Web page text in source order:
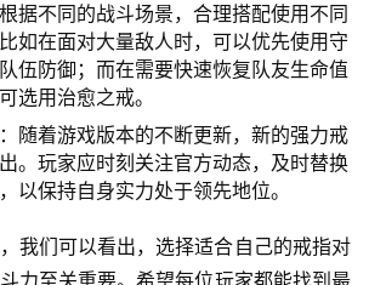
据不同的战斗场景，合理搭配使用不同
如在面对大量敌人时，可以优先使用守
伍防御；而在需要快速恢复队友生命值
选用治愈之戒。
：随着游戏版本的不断更新，新的强力戒
。玩家应时刻关注官方动态，及时替换
以保持自身实力处于领先地位。
我们可以看出，选择适合自己的戒指对